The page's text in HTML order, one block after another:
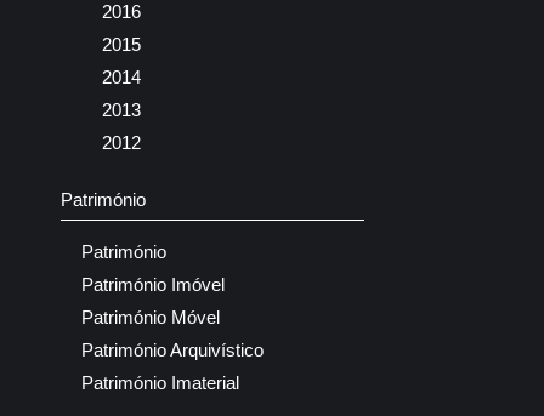
2016
2015
2014
2013
2012
Património
Património
Património Imóvel
Património Móvel
Património Arquivístico
Património Imaterial